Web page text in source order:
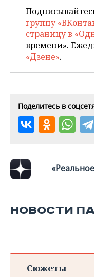
БИЗНЕС-БРАНЧИ
ONLINE-
ОТКРЫТАЯ ЛЕКЦИЯ
ФУТБОЛ
ХОККЕЙ
БАСКЕТБОЛ
ФИГУРНОЕ КАТАНИЕ
ХОККЕЙ С МЯЧОМ
НОВОСТИ
ВЛАСТЬ
ИНФРАСТРУКТУРА
МЕДИЦИНА
ПРОИСШЕСТВИЯ
ФОТОГАЛЕРЕЯ
СЮЖЕТЫ
СПРАВОЧНИК
группу
страницу в
времени».
«Дзене».
Поделитесь в
НОВОСТИ
Сюжеты